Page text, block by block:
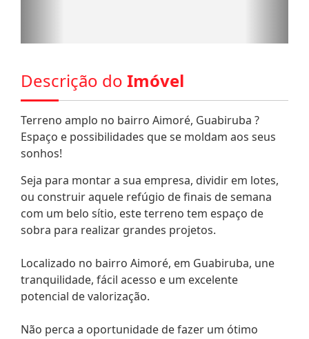
Descrição do Imóvel
Terreno amplo no bairro Aimoré, Guabiruba ?
Espaço e possibilidades que se moldam aos seus
sonhos!
Seja para montar a sua empresa, dividir em lotes,
ou construir aquele refúgio de finais de semana
com um belo sítio, este terreno tem espaço de
sobra para realizar grandes projetos.
Localizado no bairro Aimoré, em Guabiruba, une
tranquilidade, fácil acesso e um excelente
potencial de valorização.
Não perca a oportunidade de fazer um ótimo